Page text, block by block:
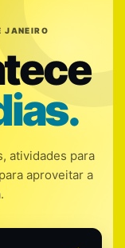
JANEIRO
atividades para
aproveitar a